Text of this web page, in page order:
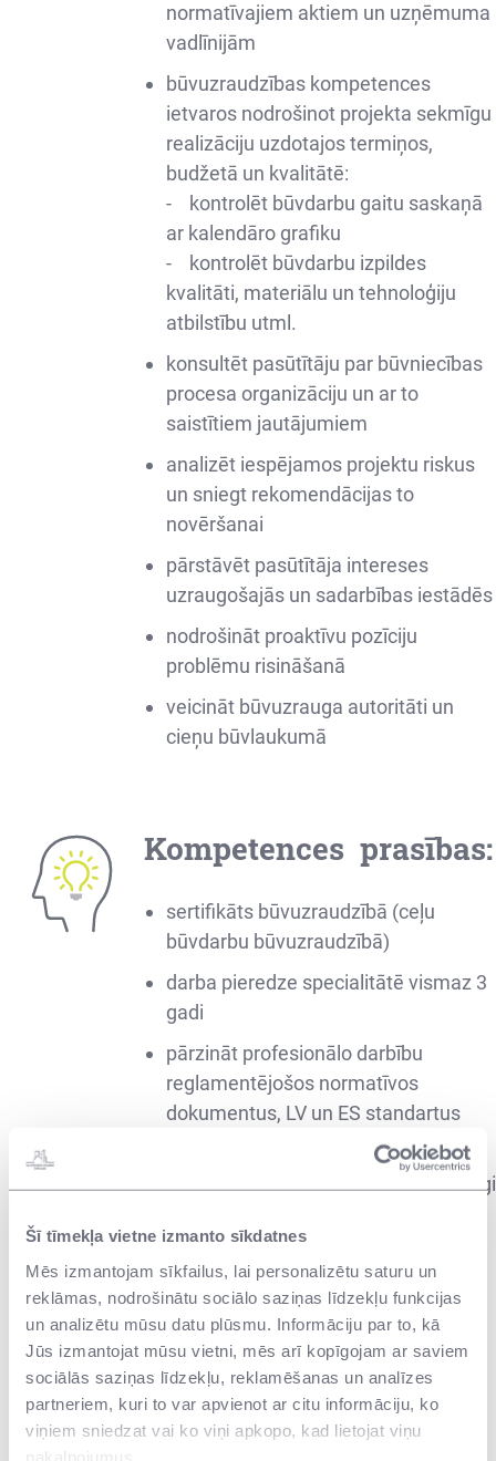
Šī tīmekļa vietne izmanto sīkdatnes
Mēs izmantojam sīkfailus, lai personalizētu saturu un
reklāmas, nodrošinātu sociālo saziņas līdzekļu funkcijas
un analizētu mūsu datu plūsmu. Informāciju par to, kā
Jūs izmantojat mūsu vietni, mēs arī kopīgojam ar saviem
sociālās saziņas līdzekļu, reklamēšanas un analīzes
partneriem, kuri to var apvienot ar citu informāciju, ko
viņiem sniedzat vai ko viņi apkopo, kad lietojat viņu
pakalpojumus.
normatīvajiem aktiem un uzņēmuma
vadlīnijām
būvuzraudzības kompetences
ietvaros nodrošinot projekta sekmīgu
realizāciju uzdotajos termiņos,
budžetā un kvalitātē:
- kontrolēt būvdarbu gaitu saskaņā
ar kalendāro grafiku
- kontrolēt būvdarbu izpildes
kvalitāti, materiālu un tehnoloģiju
atbilstību utml.
konsultēt pasūtītāju par būvniecības
procesa organizāciju un ar to
saistītiem jautājumiem
analizēt iespējamos projektu riskus
un sniegt rekomendācijas to
novēršanai
pārstāvēt pasūtītāja intereses
uzraugošajās un sadarbības iestādēs
nodrošināt proaktīvu pozīciju
problēmu risināšanā
veicināt būvuzrauga autoritāti un
cieņu būvlaukumā
Kompetences prasības:
sertifikāts būvuzraudzībā (ceļu
būvdarbu būvuzraudzībā)
darba pieredze specialitātē vismaz 3
gadi
pārzināt profesionālo darbību
reglamentējošos normatīvos
dokumentus, LV un ES standartus
izteikta iniciatīva, atbildības sajūta,
spēja izvērtēt prioritātes un patstāvīgi
komandas sadarbības spējas
obligātas teicamas valsts valodas
zināšanas
vēlamas speciālās datorprogrammu
zināšanas (piemēram, Autocad)